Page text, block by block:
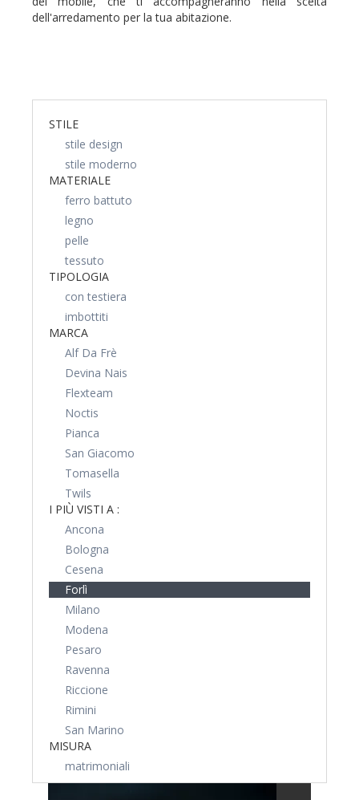
dell'arredamento per la tua abitazione.
STILE
stile design
stile moderno
MATERIALE
ferro battuto
legno
pelle
tessuto
TIPOLOGIA
con testiera
imbottiti
MARCA
Alf Da Frè
Devina Nais
Flexteam
Noctis
Pianca
San Giacomo
Tomasella
Twils
I PIÙ VISTI A :
Ancona
Bologna
Cesena
Forlì
Milano
Modena
Pesaro
Ravenna
Riccione
Rimini
San Marino
MISURA
matrimoniali